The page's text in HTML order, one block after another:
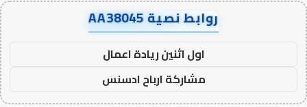
روابط نصية AA38045
اول اثنين ريادة اعمال
مشاركة ارباح ادسنس